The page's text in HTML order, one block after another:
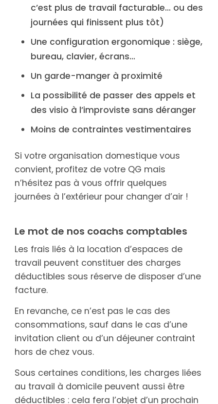
c’est plus de travail facturable… ou des
journées qui finissent plus tôt)
Une configuration ergonomique : siège,
bureau, clavier, écrans…
Un garde-manger à proximité
La possibilité de passer des appels et
des visio à l’improviste sans déranger
Moins de contraintes vestimentaires
Si votre organisation domestique vous
convient, profitez de votre QG mais
n’hésitez pas à vous offrir quelques
journées à l’extérieur pour changer d’air !
Le mot de nos coachs comptables
Les frais liés à la location d’espaces de
travail peuvent constituer des charges
déductibles sous réserve de disposer d’une
facture.
En revanche, ce n’est pas le cas des
consommations, sauf dans le cas d’une
invitation client ou d’un déjeuner contraint
hors de chez vous.
Sous certaines conditions, les charges liées
au travail à domicile peuvent aussi être
déductibles : cela fera l’objet d’un prochain